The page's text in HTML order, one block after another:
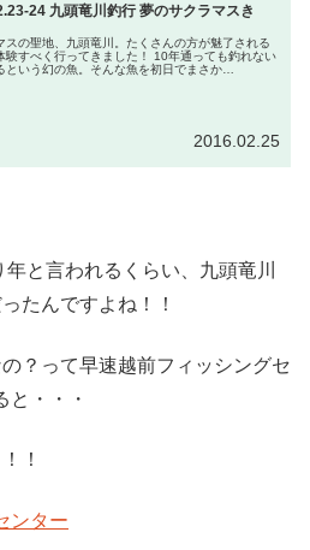
24 九頭竜川釣行 夢のサクラマスき
スの聖地、九頭竜川。たくさんの方が魅了される
験すべく行ってきました！ 10年通っても釣れない
という幻の魚。そんな魚を初日でまさか
2016.02.25
と言われるくらい、九頭竜川
たんですよね！！
？って早速越前フィッシングセ
と・・・
！
ンター